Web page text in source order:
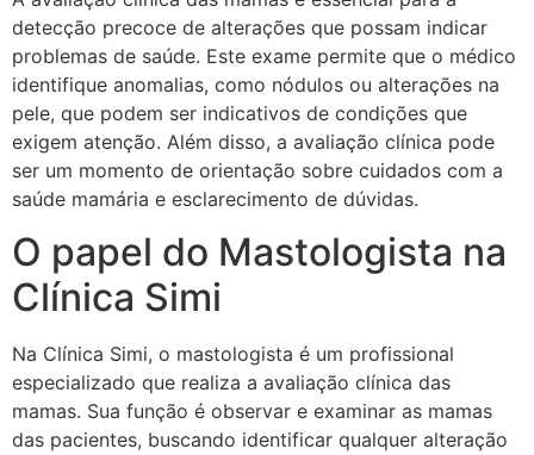
detecção precoce de alterações que possam indicar
problemas de saúde. Este exame permite que o médico
identifique anomalias, como nódulos ou alterações na
pele, que podem ser indicativos de condições que
exigem atenção. Além disso, a avaliação clínica pode
ser um momento de orientação sobre cuidados com a
saúde mamária e esclarecimento de dúvidas.
O papel do Mastologista na
Clínica Simi
Na Clínica Simi, o mastologista é um profissional
especializado que realiza a avaliação clínica das
mamas. Sua função é observar e examinar as mamas
das pacientes, buscando identificar qualquer alteração